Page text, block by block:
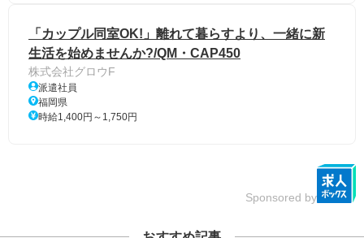
「カップル同室OK!」離れて暮らすより、一緒に新
生活を始めませんか?/QM・CAP450
株式会社グロウF
派遣社員
福岡県
時給1,400円～1,750円
Sponsored by